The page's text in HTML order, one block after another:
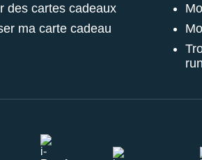
des cartes cadeaux
ma carte cadeau